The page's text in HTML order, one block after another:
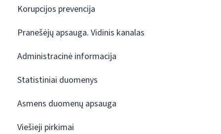
Korupcijos prevencija
Pranešėjų apsauga. Vidinis kanalas
Administracinė informacija
Statistiniai duomenys
Asmens duomenų apsauga
Viešieji pirkimai